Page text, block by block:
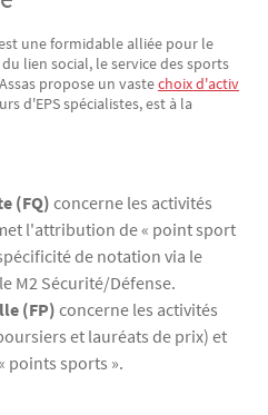
une formidable alliée pour le
lien social, le service des sports
propose un vastechoix d'activ
d'EPS spécialistes, est à la
(FQ)concerne les activités
l'attribution de « point sport
de notation via le
M2 Sécurité/Défense.
(FP) concerne les activités
et lauréats de prix) et
points sports ».